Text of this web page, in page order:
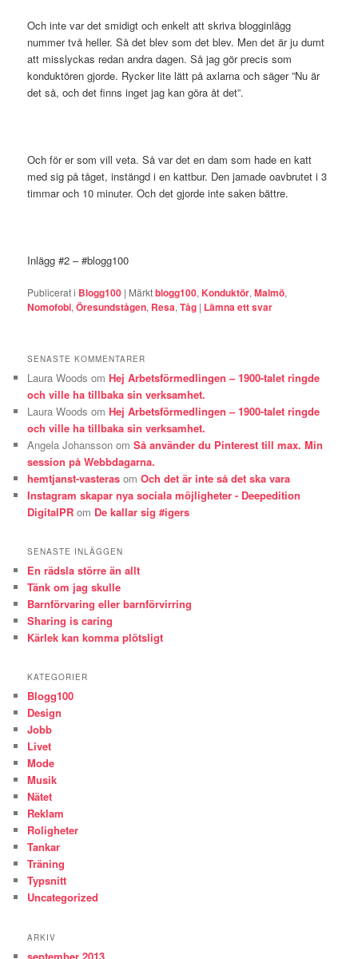
Och inte var det smidigt och enkelt att skriva blogginlägg
nummer två heller. Så det blev som det blev. Men det är ju dumt
att misslyckas redan andra dagen. Så jag gör precis som
konduktören gjorde. Rycker lite lätt på axlarna och säger ”Nu är
det så, och det finns inget jag kan göra åt det”.
Och för er som vill veta. Så var det en dam som hade en katt
med sig på tåget, instängd i en kattbur. Den jamade oavbrutet i 3
timmar och 10 minuter. Och det gjorde inte saken bättre.
Inlägg #2 – #blogg100
Publicerat i Blogg100 | Märktblogg100,Konduktör,Malmö,
Nomofobi,Öresundstågen, Resa,Tåg | Lämna ett svar
SENASTE KOMMENTARER
Laura Woods omHej Arbetsförmedlingen – 1900-talet ringde
och ville ha tillbaka sin verksamhet.
Laura Woods omHej Arbetsförmedlingen – 1900-talet ringde
och ville ha tillbaka sin verksamhet.
Angela Johansson omSå använder du Pinterest till max. Min
session på Webbdagarna.
hemtjanst-vasteras omOch det är inte så det ska vara
Instagram skapar nya sociala möjligheter - Deepedition
DigitalPR om De kallar sig #igers
SENASTE INLÄGGEN
En rädsla större än allt
Tänk om jag skulle
Barnförvaring eller barnförvirring
Sharing is caring
Kärlek kan komma plötsligt
KATEGORIER
Blogg100
Design
Jobb
Livet
Mode
Musik
Nätet
Reklam
Roligheter
Tankar
Träning
Typsnitt
Uncategorized
ARKIV